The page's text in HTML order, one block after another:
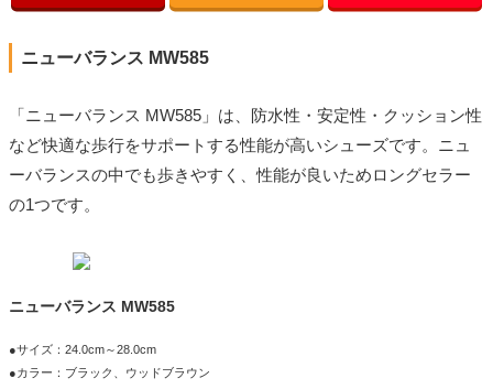
ニューバランス MW585
「ニューバランス MW585」は、防水性・安定性・クッション性
など快適な歩行をサポートする性能が高いシューズです。ニュ
ーバランスの中でも歩きやすく、性能が良いためロングセラー
の1つです。
ニューバランス MW585
●サイズ：24.0cm～28.0cm
●カラー：ブラック、ウッドブラウン